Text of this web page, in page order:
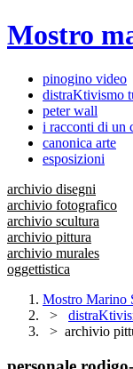
Mostro
pinogino video
distraKtivismo
peter wall
i racconti di un
canonica arte
esposizioni
archivio disegni
archivio fotografico
archivio scultura
archivio pittura
archivio murales
oggettistica
Mostro Marino
archivio